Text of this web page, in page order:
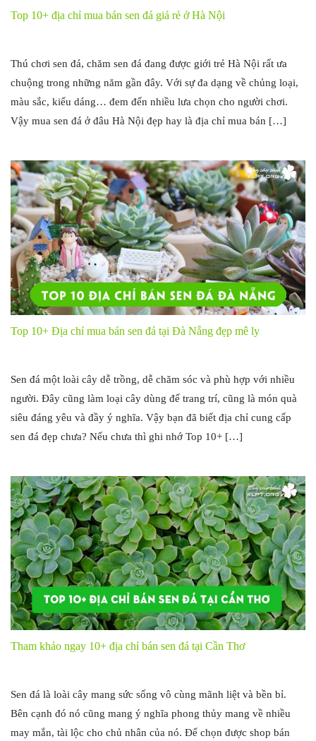
Top 10+ địa chỉ mua bán sen đá giá rẻ ở Hà Nội
Thú chơi sen đá, chăm sen đá đang được giới trẻ Hà Nội rất ưa
chuộng trong những năm gần đây. Với sự đa dạng về chủng loại,
màu sắc, kiểu dáng… đem đến nhiều lưa chọn cho người chơi.
Vậy mua sen đá ở đâu Hà Nội đẹp hay là địa chỉ mua bán […]
Top 10+ Địa chỉ mua bán sen đá tại Đà Nẵng đẹp mê ly
Sen đá một loài cây dễ trồng, dễ chăm sóc và phù hợp với nhiều
người. Đây cũng làm loại cây dùng để trang trí, cũng là món quà
siêu đáng yêu và đầy ý nghĩa. Vậy bạn đã biết địa chỉ cung cấp
sen đá đẹp chưa? Nếu chưa thì ghi nhớ Top 10+ […]
Tham khảo ngay 10+ địa chỉ bán sen đá tại Cần Thơ
Sen đá là loài cây mang sức sống vô cùng mãnh liệt và bền bỉ.
Bên cạnh đó nó cũng mang ý nghĩa phong thủy mang về nhiều
may mắn, tài lộc cho chủ nhân của nó. Để chọn được shop bán